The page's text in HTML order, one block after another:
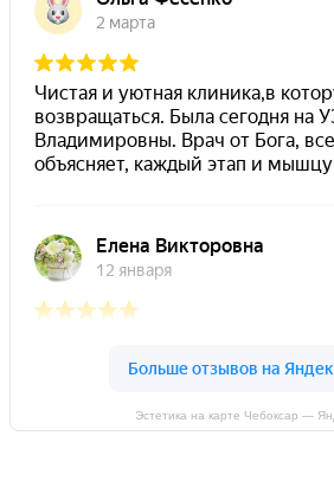
Эстетика на карте Чебоксар —